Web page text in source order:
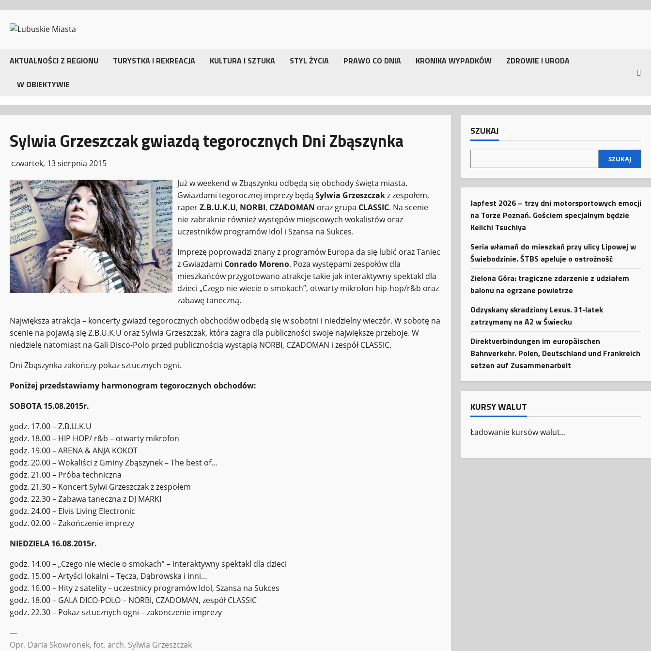
AKTUALNOŚCI Z REGIONU TURYSTKA I REKREACJA KULTURA I SZTUKA STYL ŻYCIA PRAWO CO DNIA KRONIKA WYPADKÓW ZDROWIE I URODA
W OBIEKTYWIE
Sylwia Grzeszczak gwiazdą tegorocznych Dni Zbąszynka
czwartek, 13 sierpnia 2015
Już w weekend w Zbąszynku odbędą się obchody święta miasta.
Gwiazdami tegorocznej imprezy będą Sylwia Grzeszczakz zespołem,
raperZ.B.U.K.U, NORBI, CZADOMAN oraz grupa CLASSIC. Na scenie
nie zabraknie również występów miejscowych wokalistów oraz
uczestników programów Idol i Szansa na Sukces.
Imprezę poprowadzi znany z programów Europa da się lubić oraz Taniec
z Gwiazdami Conrado Moreno. Poza występami zespołów dla
mieszkańców przygotowano atrakcje takie jak interaktywny spektakl dla
dzieci „Czego nie wiecie o smokach”, otwarty mikrofon hip-hop/r&b oraz
zabawę taneczną.
Największa atrakcja – koncerty gwiazd tegorocznych obchodów odbędą się w sobotni i niedzielny wieczór. W sobotę na
scenie na pojawią się Z.B.U.K.U oraz Sylwia Grzeszczak, która zagra dla publiczności swoje największe przeboje. W
niedzielę natomiast na Gali Disco-Polo przed publicznością wystąpią NORBI, CZADOMAN i zespół CLASSIC.
Dni Zbąszynka zakończy pokaz sztucznych ogni.
Poniżej przedstawiamy harmonogram tegorocznych obchodów:
SOBOTA 15.08.2015r.
godz. 17.00 – Z.B.U.K.U
godz. 18.00 – HIP HOP/ r&b – otwarty mikrofon
godz. 19.00 – ARENA & ANJA KOKOT
godz. 20.00 – Wokaliści z Gminy Zbąszynek – The best of…
godz. 21.00 – Próba techniczna
godz. 21.30 – Koncert Sylwi Grzeszczak z zespołem
godz. 22.30 – Zabawa taneczna z DJ MARKI
godz. 24.00 – Elvis Living Electronic
godz. 02.00 – Zakończenie imprezy
NIEDZIELA 16.08.2015r.
godz. 14.00 – „Czego nie wiecie o smokach” – interaktywny spektakl dla dzieci
godz. 15.00 – Artyści lokalni – Tęcza, Dąbrowska i inni…
godz. 16.00 – Hity z satelity – uczestnicy programów Idol, Szansa na Sukces
godz. 18.00 – GALA DICO-POLO – NORBI, CZADOMAN, zespół CLASSIC
godz. 22.30 – Pokaz sztucznych ogni – zakonczenie imprezy
—
Opr. Daria Skowronek, fot. arch. Sylwia Grzeszczak
SZUKAJ
SZUKAJ
Japfest 2026 – trzy dni motorsportowych emocji
na Torze Poznań. Gościem specjalnym będzie
Keiichi Tsuchiya
Seria włamań do mieszkań przy ulicy Lipowej w
Świebodzinie. ŚTBS apeluje o ostrożność
Zielona Góra: tragiczne zdarzenie z udziałem
balonu na ogrzane powietrze
Odzyskany skradziony Lexus. 31‑latek
zatrzymany na A2 w Świecku
Direktverbindungen im europäischen
Bahnverkehr. Polen, Deutschland und Frankreich
setzen auf Zusammenarbeit
KURSY WALUT
Ładowanie kursów walut...